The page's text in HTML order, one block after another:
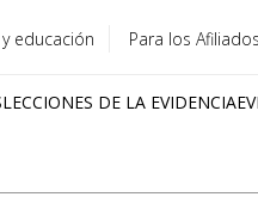
educación Para los Afiliados
LECCIONES DE LA EVIDENCIA